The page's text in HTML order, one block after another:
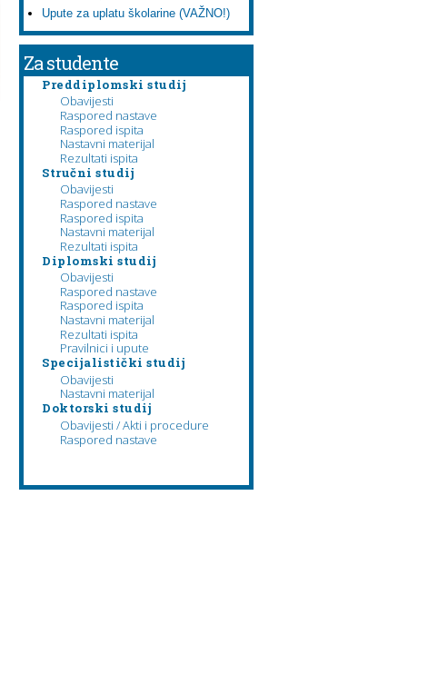
Upute za uplatu školarine (VAŽNO!)
Za studente
Preddiplomski studij
Obavijesti
Raspored nastave
Raspored ispita
Nastavni materijal
Rezultati ispita
Stručni studij
Obavijesti
Raspored nastave
Raspored ispita
Nastavni materijal
Rezultati ispita
Diplomski studij
Obavijesti
Raspored nastave
Raspored ispita
Nastavni materijal
Rezultati ispita
Pravilnici i upute
Specijalistički studij
Obavijesti
Nastavni materijal
Doktorski studij
Obavijesti / Akti i procedure
Raspored nastave